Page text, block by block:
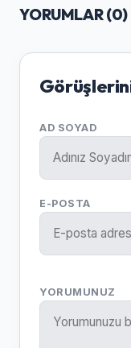
YORUMLAR (0)
AD SOYAD
E-POSTA
YORUMUNUZ